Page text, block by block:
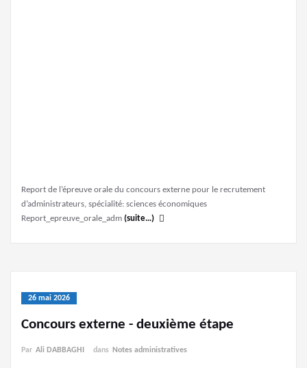
Report de l’épreuve orale du concours externe pour le recrutement
d’administrateurs, spécialité: sciences économiques
Report_epreuve_orale_adm (suite…)
26 mai 2026
Concours externe - deuxième étape
Par Ali DABBAGHI dans Notes administratives